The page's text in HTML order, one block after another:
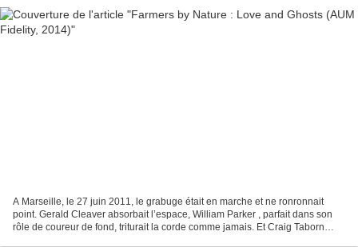
A Marseille, le 27 juin 2011, le grabuge était en marche et ne ronronnait
point. Gerald Cleaver absorbait l’espace, William Parker , parfait dans son
rôle de coureur de fond, triturait la corde comme jamais. Et Craig Taborn